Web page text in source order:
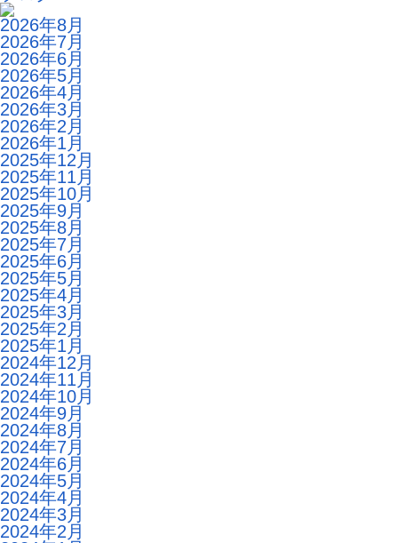
2026年8月
2026年7月
2026年6月
2026年5月
2026年4月
2026年3月
2026年2月
2026年1月
2025年12月
2025年11月
2025年10月
2025年9月
2025年8月
2025年7月
2025年6月
2025年5月
2025年4月
2025年3月
2025年2月
2025年1月
2024年12月
2024年11月
2024年10月
2024年9月
2024年8月
2024年7月
2024年6月
2024年5月
2024年4月
2024年3月
2024年2月